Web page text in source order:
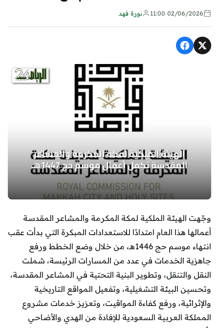
02/06/2026 11:00 نورة فهد
وجّهت الهيئة الملكية لمكة المكرمة والمشاعر المقدسة
أعمالها هذا العام امتدادًا للاستعدادات المبكرة التي بدأت عقب
انتهاء موسم حج 1446هـ، من خلال وضع الخطط ورفع
جاهزية الخدمات في عدد من المسارات الرئيسة، شملت
النقل والتنقل، وتطوير البنية التحتية في المشاعر المقدسة،
وتحسين البيئة التشغيلية، وتفعيل المواقع التاريخية
والإثرائية، ورفع كفاءة المواقيت، وتعزيز خدمات مشروع
المملكة العربية السعودية للإفادة من الهدي والأضاحي